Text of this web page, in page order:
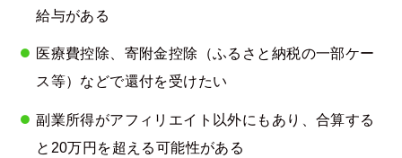
給与がある
医療費控除、寄附金控除（ふるさと納税の一部ケー
ス等）などで還付を受けたい
副業所得がアフィリエイト以外にもあり、合算する
と20万円を超える可能性がある